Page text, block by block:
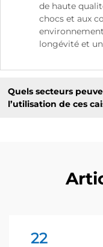
de haute
chocs et aux
longévité et
Quels secteurs
l’utilisation de ces
22